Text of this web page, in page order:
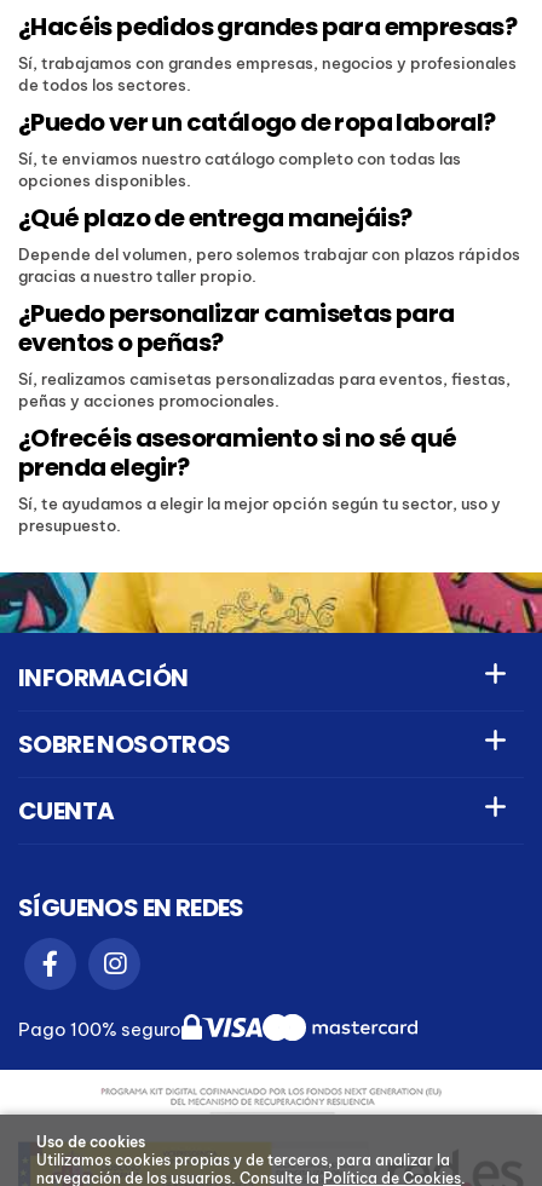
¿Hacéis pedidos grandes para empresas?
Sí, trabajamos con grandes empresas, negocios y profesionales
de todos los sectores.
¿Puedo ver un catálogo de ropa laboral?
Sí, te enviamos nuestro catálogo completo con todas las
opciones disponibles.
¿Qué plazo de entrega manejáis?
Depende del volumen, pero solemos trabajar con plazos rápidos
gracias a nuestro taller propio.
¿Puedo personalizar camisetas para
eventos o peñas?
Sí, realizamos camisetas personalizadas para eventos, fiestas,
peñas y acciones promocionales.
¿Ofrecéis asesoramiento si no sé qué
prenda elegir?
Sí, te ayudamos a elegir la mejor opción según tu sector, uso y
presupuesto.
INFORMACIÓN
SOBRE NOSOTROS
CUENTA
SÍGUENOS EN REDES
Pago 100% seguro
Uso de cookies
Utilizamos cookies propias y de terceros, para analizar la
navegación de los usuarios. Consulte la Política de Cookies.